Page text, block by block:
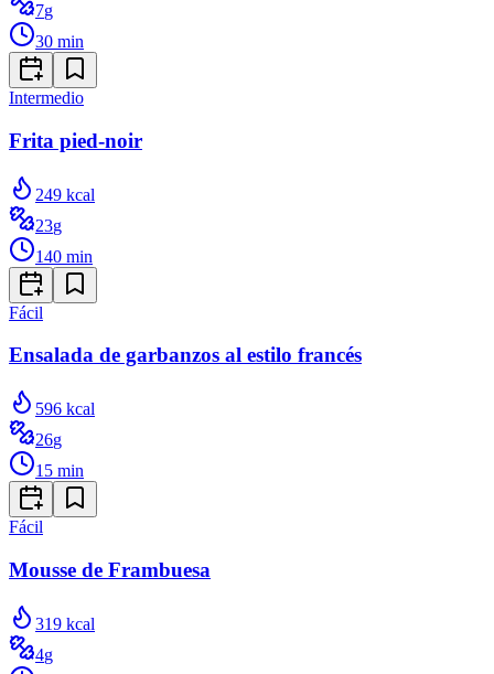
7g
30 min
Intermedio
Frita pied-noir
249 kcal
23g
140 min
Fácil
Ensalada de garbanzos al estilo francés
596 kcal
26g
15 min
Fácil
Mousse de Frambuesa
319 kcal
4g